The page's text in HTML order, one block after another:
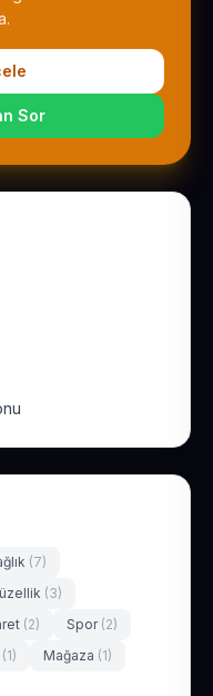
Sor
(7)
(3)
(2) Spor (2)
(1) Mağaza (1)